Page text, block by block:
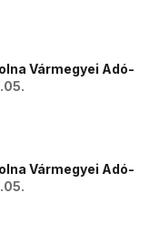
Vármegyei Adó-
Vármegyei Adó-